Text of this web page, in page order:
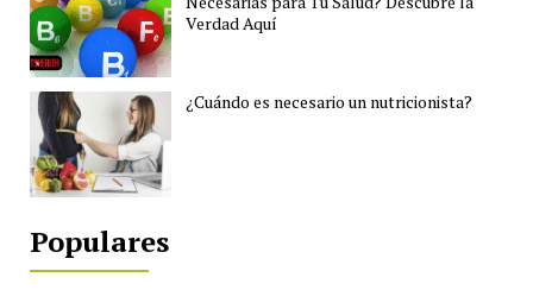
Verdad Aquí
¿Cuándo es necesario un nutricionista?
Populares